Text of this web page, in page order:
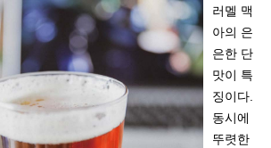
러멜 맥
아의 은
은한 단
맛이 특
징이다.
동시에
뚜렷한